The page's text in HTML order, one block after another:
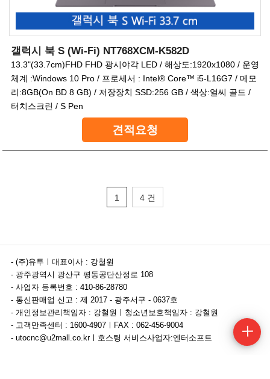
갤럭시 북 S (Wi-Fi) NT768XCM-K582D
13.3"(33.7cm)FHD FHD 광시야각 LED / 해상도:1920x1080 / 운영
체계 :Windows 10 Pro / 프로세서 : Intel® Core™ i5-L16G7 / 메모
리:8GB(On BD 8 GB) / 저장장치 SSD:256 GB / 색상:얼씨 골드 /
터치스크린 / S Pen
견적요청
1 4 건
- (주)유투ㅣ대표이사 : 강철원
- 광주광역시 광산구 평동공단산정로 108
- 사업자 등록번호 : 410-86-28780
- 통신판매업 신고 : 제 2017 - 광주서구 - 0637호
- 개인정보관리책임자 : 강철원ㅣ청소년보호책임자 : 강철원
- 고객만족센터 : 1600-4907ㅣFAX : 062-456-9004
- utocnc@u2mall.co.krㅣ호스팅 서비스사업자:엔터소프트